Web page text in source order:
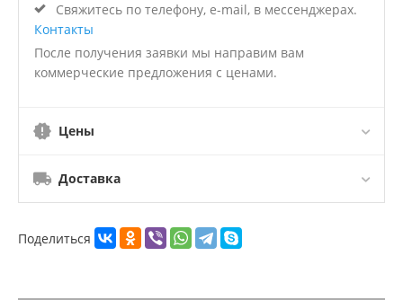
Свяжитесь по телефону, e-mail, в мессенджерах.
Контакты
После получения заявки мы направим вам
коммерческие предложения с ценами.
Цены
Доставка
Поделиться